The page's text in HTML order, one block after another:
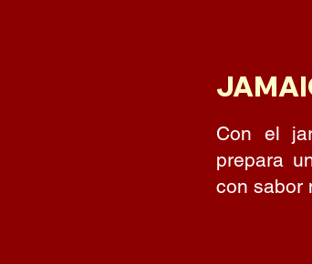
Con el
prepara
con sabor